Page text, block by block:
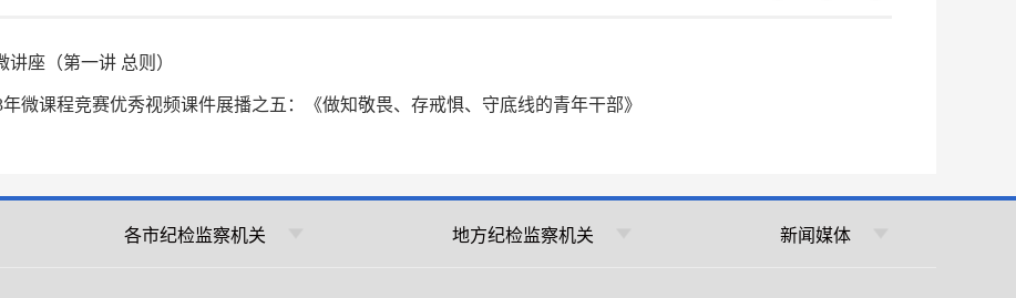
讲座（第一讲 总则）
微课程竞赛优秀视频课件展播之五：《做知敬畏、存戒惧、守底线的青年干部》
各市纪检监察机关 地方纪检监察机关 新闻媒体